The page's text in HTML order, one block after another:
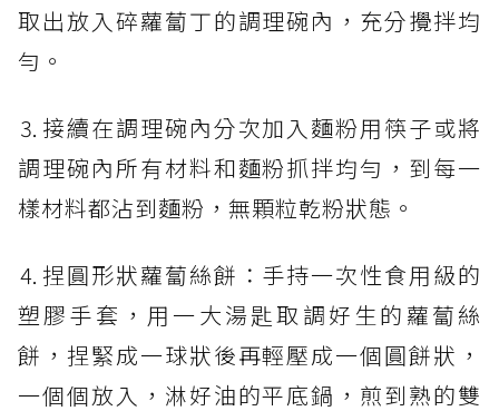
取出放入碎蘿蔔丁的調理碗內，充分攪拌均
勻。
⒊接續在調理碗內分次加入麵粉用筷子或將
調理碗內所有材料和麵粉抓拌均勻，到每一
樣材料都沾到麵粉，無顆粒乾粉狀態。
⒋捏圓形狀蘿蔔絲餅：手持一次性食用級的
塑膠手套，用一大湯匙取調好生的蘿蔔絲
餅，捏緊成一球狀後再輕壓成一個圓餅狀，
一個個放入，淋好油的平底鍋，煎到熟的雙